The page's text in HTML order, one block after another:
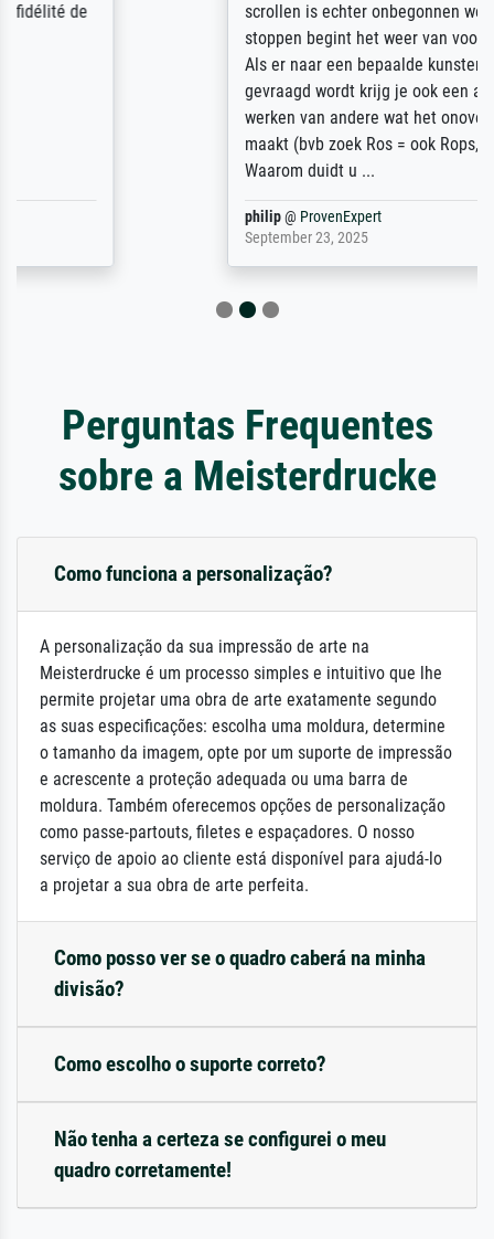
scrollen is echter onbegonnen werk (na
stoppen begint het weer van voor af aan).
Als er naar een bepaalde kunstenaar
gevraagd wordt krijg je ook een aantal
werken van andere wat het onoverzichtelijk
maakt (bvb zoek Ros = ook Rops, Rose etc).
Perguntas Frequentes
sobre a Meisterdrucke
Como funciona a personalização?
A personalização da sua impressão de arte na
Meisterdrucke é um processo simples e intuitivo que lhe
permite projetar uma obra de arte exatamente segundo
as suas especificações: escolha uma moldura, determine
o tamanho da imagem, opte por um suporte de impressão
e acrescente a proteção adequada ou uma barra de
moldura. Também oferecemos opções de personalização
como passe-partouts, filetes e espaçadores. O nosso
serviço de apoio ao cliente está disponível para ajudá-lo
a projetar a sua obra de arte perfeita.
Como posso ver se o quadro caberá na minha
divisão?
Como escolho o suporte correto?
Não tenha a certeza se configurei o meu
quadro corretamente!